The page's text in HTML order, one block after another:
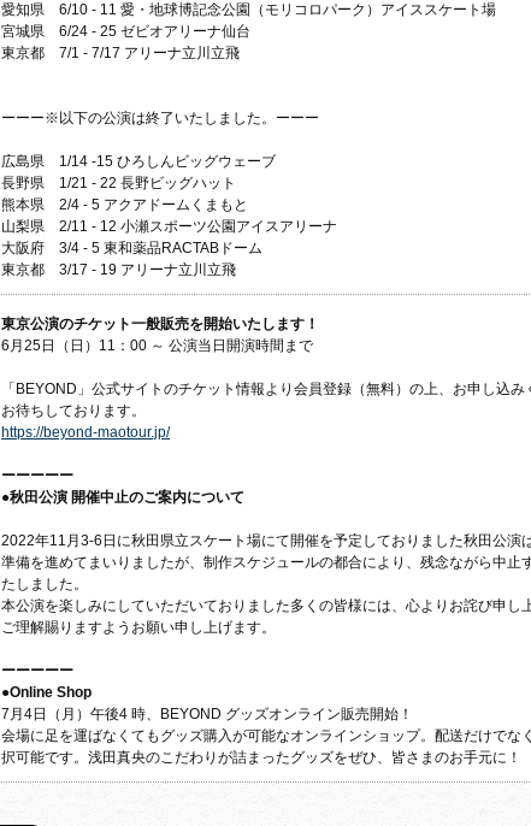
愛知県 6/10 - 11 愛・地球博記念公園（モリコロパーク）アイススケート場
宮城県 6/24 - 25 ゼビオアリーナ仙台
東京都 7/1 - 7/17 アリーナ立川立飛
ーーー※以下の公演は終了いたしました。ーーー
広島県 1/14 -15 ひろしんビッグウェーブ
長野県 1/21 - 22 長野ビッグハット
熊本県 2/4 - 5 アクアドームくまもと
山梨県 2/11 - 12 小瀬スポーツ公園アイスアリーナ
大阪府 3/4 - 5 東和薬品RACTABドーム
東京都 3/17 - 19 アリーナ立川立飛
東京公演のチケット一般販売を開始いたします！
6月25日（日）11：00 ～ 公演当日開演時間まで
「BEYOND」公式サイトのチケット情報より会員登録（無料） の上、お申し込み
お待ちしております。
https://beyond-maotour.jp/
ーーーーー
●秋田公演 開催中止のご案内について
2022年11月3-6日に秋田県立スケート場にて開催を予定しておりました秋田公演は
準備を進めてまいりましたが、制作スケジュールの都合により、残念ながら中止
たしました。
本公演を楽しみにしていただいておりました多くの皆様には、心よ りお詫び申し
ご理解賜りますようお願い申し上げます。
ーーーーー
●Online Shop
7月4日（月）午後4 時、BEYOND グッズオンライン販売開始！
会場に足を運ばなくてもグッズ購入が可能なオンラインショップ。配送だけでな
択可能です。浅田真央のこだわりが詰まったグッズをぜひ、皆さまのお手元に！